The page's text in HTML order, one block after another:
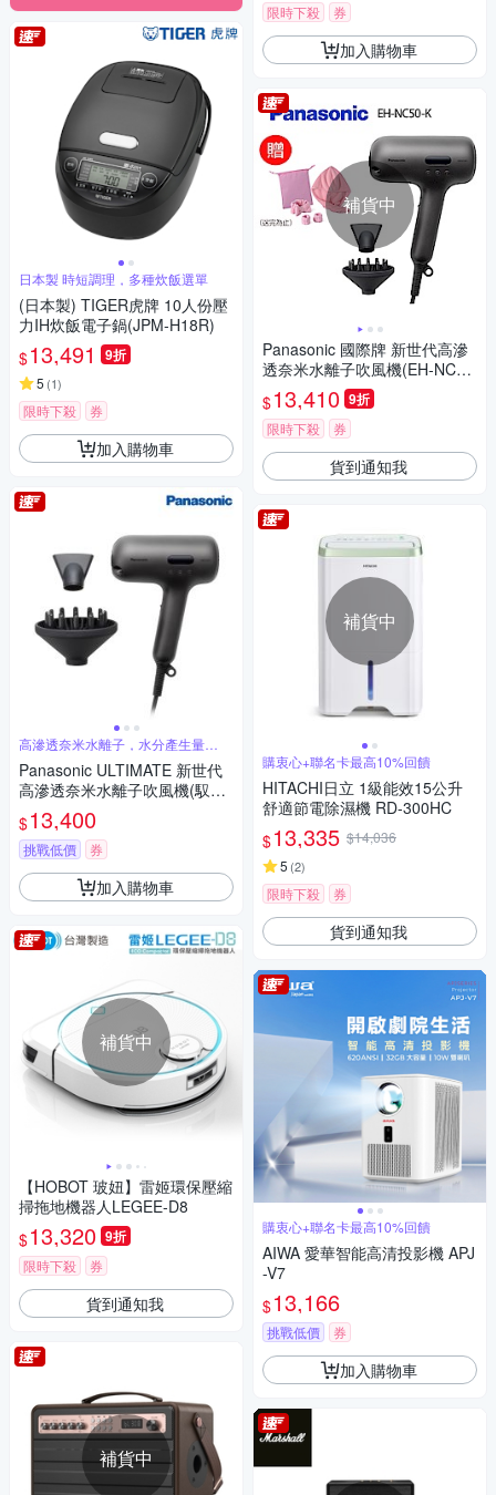
日本製 時短調理，多種炊飯選單
(日本製) TIGER虎牌 10人份壓
力IH炊飯電子鍋(JPM-H18R)
$13,491 9折
5 (1)
限時下殺 券
加入購物車
高滲透奈米水離子，水分產生量
1800%
Panasonic ULTIMATE 新世代
高滲透奈米水離子吹風機(馭光
黑) EH-NC50-K
$13,400
挑戰低價 券
加入購物車
補貨中
【HOBOT 玻妞】雷姬環保壓縮
掃拖地機器人LEGEE-D8
$13,320 9折
限時下殺 券
貨到通知我
補貨中
限時下殺 券
加入購物車
補貨中
Panasonic 國際牌 新世代高滲
透奈米水離子吹風機(EH-NC50
-K)
$13,410 9折
限時下殺 券
貨到通知我
補貨中
購衷心+聯名卡最高10%回饋
HITACHI日立 1級能效15公升
舒適節電除濕機 RD-300HC
$13,335 $14,036
5 (2)
限時下殺 券
貨到通知我
購衷心+聯名卡最高10%回饋
AIWA 愛華智能高清投影機 APJ
-V7
$13,166
挑戰低價 券
加入購物車